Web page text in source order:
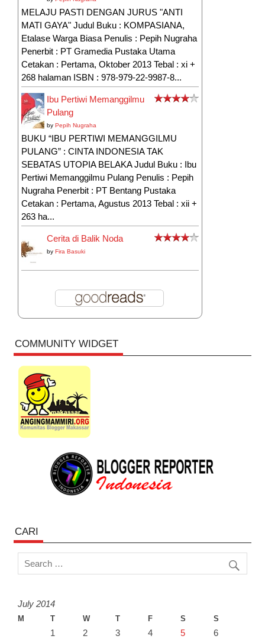
MELAJU PASTI DENGAN JURUS "ANTI
MATI GAYA" Judul Buku : KOMPASIANA,
Etalase Warga Biasa Penulis : Pepih Nugraha
Penerbit : PT Gramedia Pustaka Utama
Cetakan : Pertama, Oktober 2013 Tebal : xi +
268 halaman ISBN : 978-979-22-9987-8...
Ibu Pertiwi Memanggilmu
Pulang
byPepih Nugraha
BUKU “IBU PERTIWI MEMANGGILMU
PULANG” : CINTA INDONESIA TAK
SEBATAS UTOPIA BELAKA Judul Buku : Ibu
Pertiwi Memanggilmu Pulang Penulis : Pepih
Nugraha Penerbit : PT Bentang Pustaka
Cetakan : Pertama, Agustus 2013 Tebal : xii +
263 ha...
Cerita di Balik Noda
byFira Basuki
COMMUNITY WIDGET
CARI
July 2014
M T W T F S S
1 2 3 4 5
6